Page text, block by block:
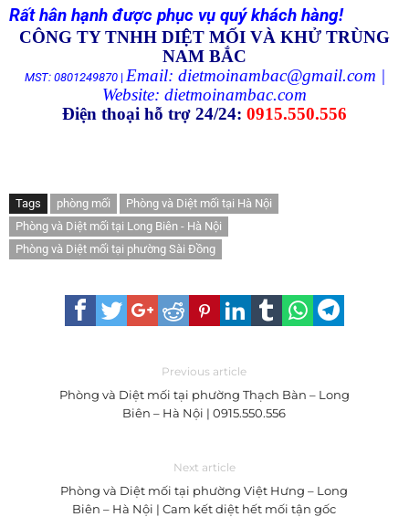
Rất hân hạnh được phục vụ quý khách hàng!
CÔNG TY TNHH DIỆT MỐI VÀ KHỬ TRÙNG
NAM BẮC
MST: 0801249870| Email: dietmoinambac@gmail.com |
Website: dietmoinambac.com
Điện thoại hỗ trợ 24/24: 0915.550.556
Tags phòng mối
Phòng và Diệt mối tại Hà Nội
Phòng và Diệt mối tại Long Biên - Hà Nội
Phòng và Diệt mối tại phường Sài Đồng
Previous article
Phòng và Diệt mối tại phường Thạch Bàn – Long
Biên – Hà Nội | 0915.550.556
Next article
Phòng và Diệt mối tại phường Việt Hưng – Long
Biên – Hà Nội | Cam kết diệt hết mối tận gốc